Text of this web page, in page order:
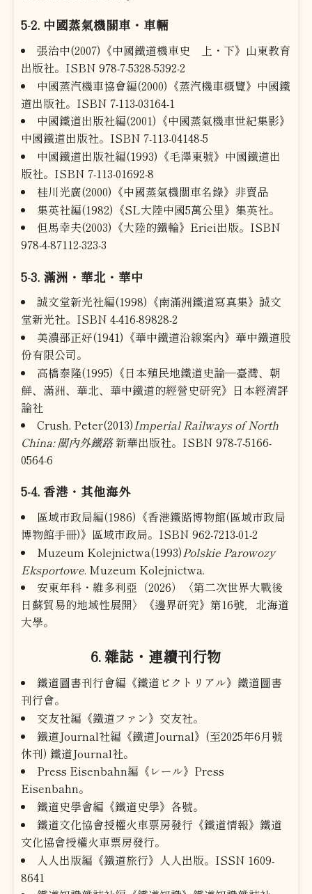
5-2. 中國蒸氣機關車・車輛
張治中(2007)《中國鐵道機車史 上・下》山東教育
出版社。ISBN 978-7-5328-5392-2
中國蒸汽機車協會編(2000)《蒸汽機車概覽》中國鐵
道出版社。ISBN 7-113-03164-1
中國鐵道出版社編(2001)《中國蒸氣機車世紀集影》
中國鐵道出版社。ISBN 7-113-04148-5
中國鐵道出版社編(1993)《毛澤東號》中國鐵道出
版社。ISBN 7-113-01692-8
桂川光廣(2000)《中國蒸氣機關車名錄》非賣品
集英社編(1982)《SL大陸中國5萬公里》集英社。
但馬幸夫(2003)《大陸的鐵輪》Eriei出版。ISBN
978-4-87112-323-3
5-3. 滿洲・華北・華中
誠文堂新光社編(1998)《南滿洲鐵道寫真集》誠文
堂新光社。ISBN 4-416-89828-2
美濃部正好(1941)《華中鐵道沿線案內》華中鐵道股
份有限公司。
高橋泰隆(1995)《日本殖民地鐵道史論―臺灣、朝
鮮、滿洲、華北、華中鐵道的經營史研究》日本經濟評
論社
Crush, Peter(2013)Imperial Railways of North
China: 關內外鐵路新華出版社。ISBN 978-7-5166-
0564-6
5-4. 香港・其他海外
區域市政局編(1986)《香港鐵路博物館(區域市政局
博物館手冊)》區域市政局。ISBN 962-7213-01-2
Muzeum Kolejnictwa(1993) Polskie Parowozy
Eksportowe. Muzeum Kolejnictwa.
安東年科・維多利亞（2026）〈第二次世界大戰後
日蘇貿易的地域性展開〉《邊界研究》第16號，北海道
大學。
6. 雜誌・連續刊行物
鐵道圖書刊行會編《鐵道ピクトリアル》鐵道圖書
刊行會。
交友社編《鐵道ファン》交友社。
鐵道Journal社編《鐵道Journal》(至2025年6月號
休刊) 鐵道Journal社。
Press Eisenbahn編《レール》Press
Eisenbahn。
鐵道史學會編《鐵道史學》各號。
鐵道文化協會授權火車票房發行《鐵道情報》鐵道
文化協會授權火車票房發行。
人人出版編《鐵道旅行》人人出版。ISSN 1609-
8641